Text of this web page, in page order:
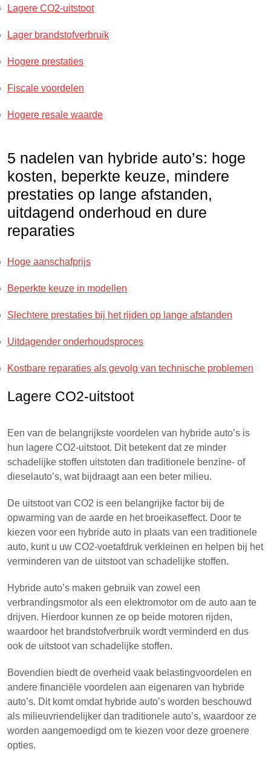
Lagere CO2-uitstoot
Lager brandstofverbruik
Hogere prestaties
Fiscale voordelen
Hogere resale waarde
5 nadelen van hybride auto’s: hoge
kosten, beperkte keuze, mindere
prestaties op lange afstanden,
uitdagend onderhoud en dure
reparaties
Hoge aanschafprijs
Beperkte keuze in modellen
Slechtere prestaties bij het rijden op lange afstanden
Uitdagender onderhoudsproces
Kostbare reparaties als gevolg van technische problemen
Lagere CO2-uitstoot
Een van de belangrijkste voordelen van hybride auto’s is
hun lagere CO2-uitstoot. Dit betekent dat ze minder
schadelijke stoffen uitstoten dan traditionele benzine- of
dieselauto’s, wat bijdraagt aan een beter milieu.
De uitstoot van CO2 is een belangrijke factor bij de
opwarming van de aarde en het broeikaseffect. Door te
kiezen voor een hybride auto in plaats van een traditionele
auto, kunt u uw CO2-voetafdruk verkleinen en helpen bij het
verminderen van de uitstoot van schadelijke stoffen.
Hybride auto’s maken gebruik van zowel een
verbrandingsmotor als een elektromotor om de auto aan te
drijven. Hierdoor kunnen ze op beide motoren rijden,
waardoor het brandstofverbruik wordt verminderd en dus
ook de uitstoot van schadelijke stoffen.
Bovendien biedt de overheid vaak belastingvoordelen en
andere financiële voordelen aan eigenaren van hybride
auto’s. Dit komt omdat hybride auto’s worden beschouwd
als milieuvriendelijker dan traditionele auto’s, waardoor ze
worden aangemoedigd om te kiezen voor deze groenere
opties.